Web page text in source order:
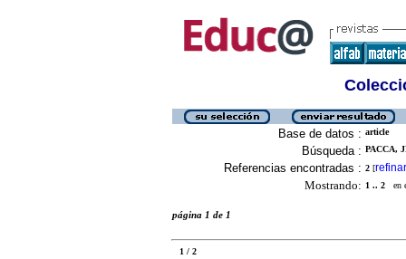
Base de datos : article
Búsqueda : PACCA,
Referencias encontradas : 2 [refinar
Mostrando: 1 .. 2 en
página 1 de 1
1 / 2